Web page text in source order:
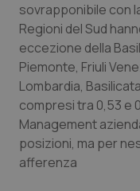
sovrapponibile con
Regioni del Sud
eccezione della
Piemonte, Friuli
Lombardia,
compresi tra 0,53 e
Management
posizioni, ma per
afferenza